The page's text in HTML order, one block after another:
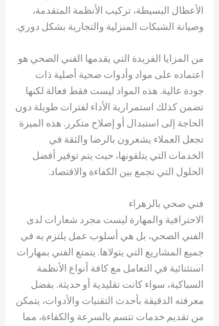
الأعطال البسيطة، تركيب الأنظمة المتقدمة،
وصيانة الشبكات المنزلية والتجارية بشكل دوري.
من المزايا الفريدة التي يقدمها الفني الصحي هو
اعتماده على مواد وأدوات صحية أصلية ذات
جودة عالية. هذه المواد ليست فقط فعالة لكنها
تضمن كذلك استمرارية الأداء لفترات طويلة دون
الحاجة إلى استبدال أو إصلاح متكرر. هذه الميزة
تجعل العملاء يشعرون بالرضا والثقة في
الخدمات التي يتلقونها، حيث يتم توفير أفضل
الحلول التي تجمع بين الكفاءة والاقتصاد.
فني صحي بالزهراء
الاحترافية والمهارة ليست مجرد شعارات لدى
الفني الصحي، بل هي أسلوب عمل يلتزم به في
جميع المشاريع التي يتولاها. يتمتع الفني بمهارات
استثنائية في التعامل مع كافة أنواع الأنظمة
السباكية، سواء كانت تقليدية أو حديثة. بفضل
معرفته الدقيقة بأحدث التقنيات والأدوات، يتمكن
من تقديم خدمات تتسم بالسرعة والكفاءة، مما